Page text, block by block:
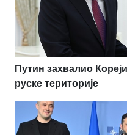
Путин захвалио
руске територије